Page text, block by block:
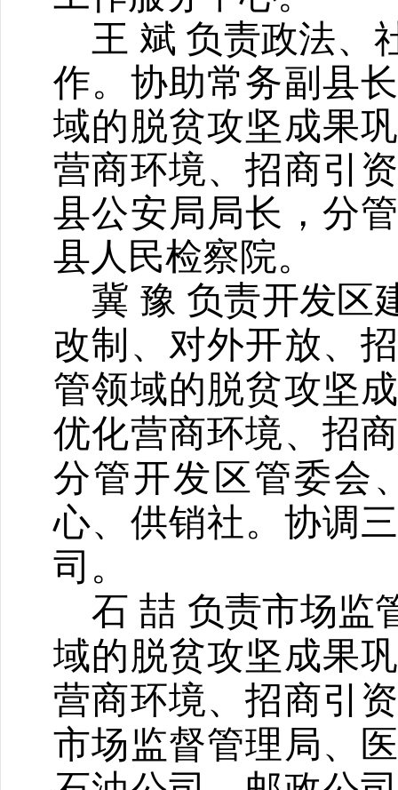
王 斌 负责政法、
作。协助常务副县
域的脱贫攻坚成果
营商环境、招商引
县公安局局长，分
县人民检察院。
冀 豫 负责开发区
改制、对外开放、
管领域的脱贫攻坚
优化营商环境、招
分管开发区管委会
心、供销社。协调
司。
石 喆 负责市场监
域的脱贫攻坚成果
营商环境、招商引
市场监督管理局、